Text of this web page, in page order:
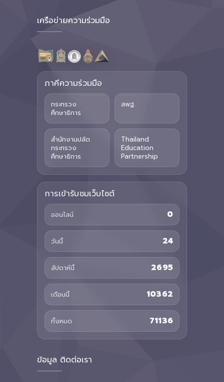
เครือข่ายความร่วมมือ
ภาคีความร่วมมือ
กระทรวง
ศึกษาธิการ
สพฐ.
สำนักงานปลัด
กระทรวง
ศึกษาธิการ
Thailand
Education
Partnership
การเข้ารับชมเว็บไซต์
ออนไลน์ 0
วันนี้ 24
สัปดาห์นี้ 2695
เดือนนี้ 10362
ทั้งหมด 71136
ข้อมูล ติดต่อเรา